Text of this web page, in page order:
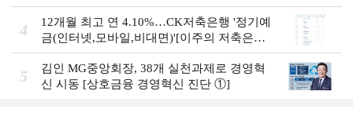
(12)]
4
12개월 최고 연 4.10%…CK저축은행 '정기예
금(인터넷,모바일,비대면)'[이주의 저축은행
예금금리-8월 1주]
5
김인 MG중앙회장, 38개 실천과제로 경영혁
신 시동 [상호금융 경영혁신 진단 ①]